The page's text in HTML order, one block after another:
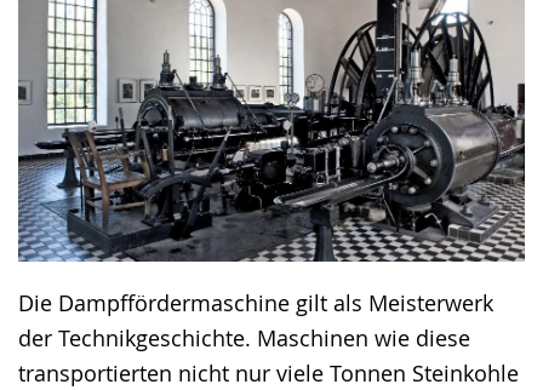
Die Dampffördermaschine gilt als Meisterwerk
der Technikgeschichte. Maschinen wie diese
transportierten nicht nur viele Tonnen Steinkohle
angezeigt.